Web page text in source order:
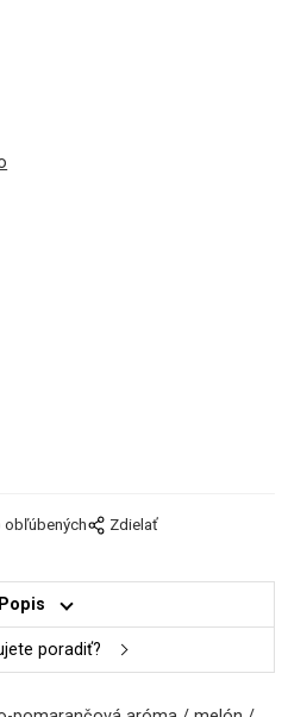
Zdielať
Popis
poradiť?